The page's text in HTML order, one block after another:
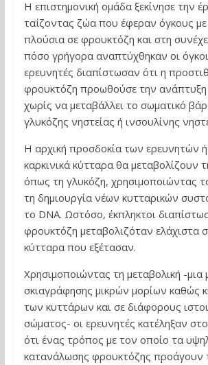
Η επιστημονική ομάδα ξεκίνησε την
ταΐζοντας ζώα που έφεραν όγκους
πλούσια σε φρουκτόζη και στη
πόσο γρήγορα αναπτύχθηκαν οι
ερευνητές διαπίστωσαν ότι η
φρουκτόζη προωθούσε την
χωρίς να μεταβάλλει το σωματικό
γλυκόζης νηστείας ή ινσουλίνης
Η αρχική προσδοκία των ερευνητών
καρκινικά κύτταρα θα μεταβολίζουν
όπως τη γλυκόζη, χρησιμοποιώντας
τη δημιουργία νέων κυτταρικών
το DNA. Ωστόσο, έκπληκτοι
φρουκτόζη μεταβολιζόταν ελάχιστα
κύτταρα που εξέτασαν.
Χρησιμοποιώντας τη μεταβολική -μια
σκιαγράφησης μικρών μορίων καθώς
των κυττάρων και σε διάφορους
σώματος- οι ερευνητές κατέληξαν
ότι ένας τρόπος με τον οποίο τα
κατανάλωσης φρουκτόζης προάγουν